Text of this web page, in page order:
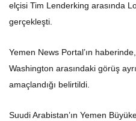
elçisi Tim Lenderking arasında
gerçekleşti.
Yemen News Portal’ın
Washington arasındaki görüş
amaçlandığı belirtildi.
Suudi Arabistan’ın Yemen